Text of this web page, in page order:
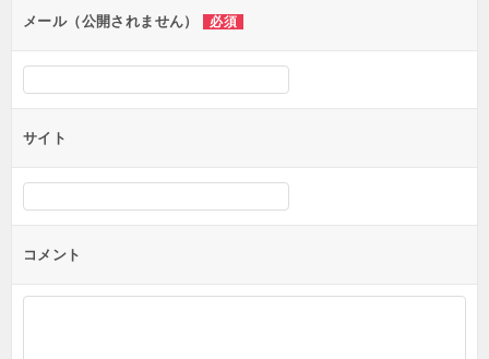
ンメール（公開されません） 必須
サイト
コメント